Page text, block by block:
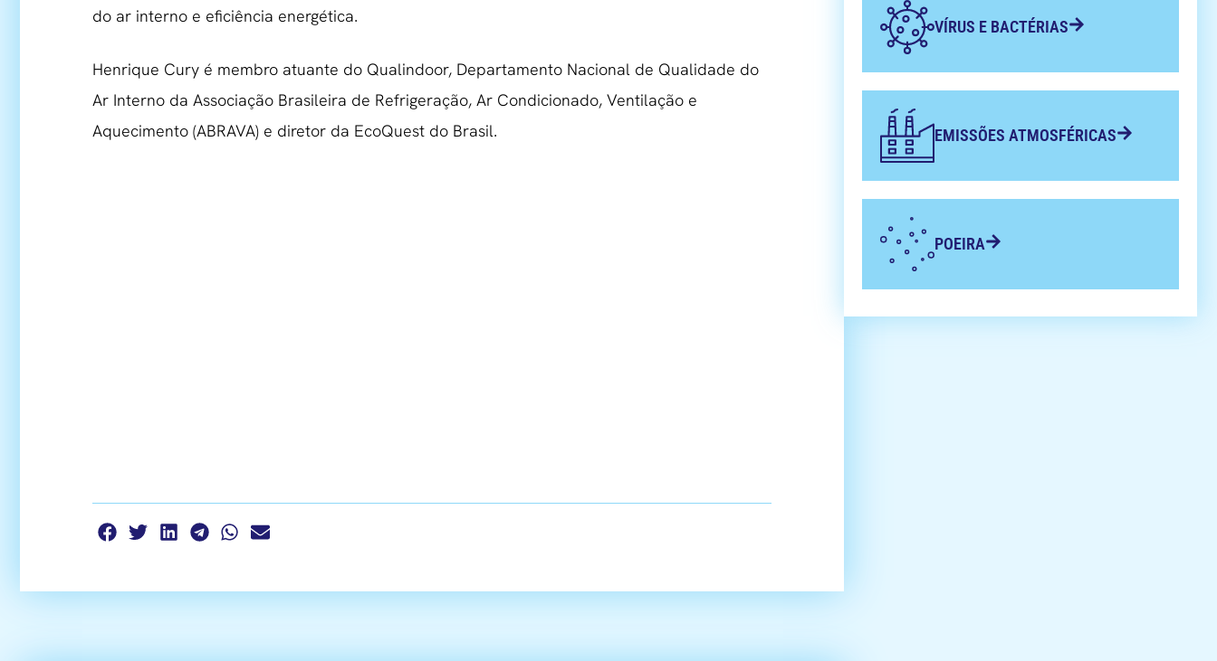
do ar interno e eficiência energética.
Henrique Cury é membro atuante do Qualindoor, Departamento Nacional de Qualidade do
Ar Interno da Associação Brasileira de Refrigeração, Ar Condicionado, Ventilação e
Aquecimento (ABRAVA) e diretor da EcoQuest do Brasil.
VÍRUS E BACTÉRIAS
EMISSÕES ATMOSFÉRICAS
POEIRA